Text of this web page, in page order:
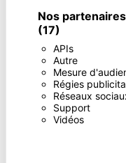
Nos partenaires
(17)
APIs
Autre
Mesure
Régies
Réseaux
Support
Vidéos
de vous contacter. Elles
traitants. Vous disposez
d’effacement, de
votre consentement à
réclamation auprès
sort de vos données post-
voie postale ou par
pourra vous être
période de prise de
légale aux fins